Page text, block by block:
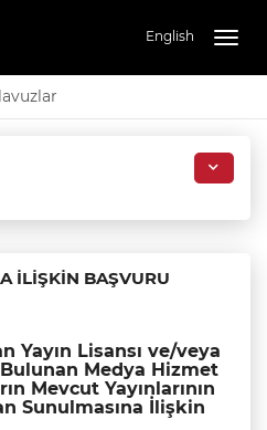
English
İLIŞKIN BAŞVURU
Yayın Lisansı ve/veya
Bulunan Medya Hizmet
Mevcut Yayınlarının
Sunulmasına İlişkin